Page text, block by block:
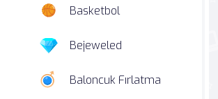
Basketbol
Bejeweled
Baloncuk Fırlatma